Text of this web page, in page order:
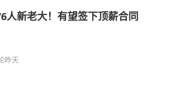
人新老大！有望签下顶薪合同
昨天